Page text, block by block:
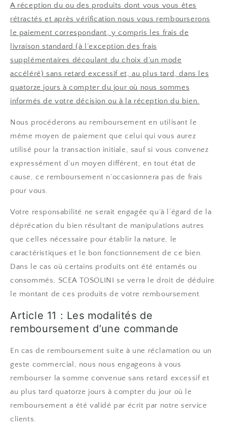
A réception du ou des produits dont vous vous êtes
rétractés et après vérification nous vous rembourserons
le paiement correspondant, y compris les frais de
livraison standard (à l’exception des frais
supplémentaires découlant du choix d’un mode
accéléré) sans retard excessif et, au plus tard, dans les
quatorze jours à compter du jour où nous sommes
informés de votre décision ou à la réception du bien.
Nous procéderons au remboursement en utilisant le
même moyen de paiement que celui qui vous aurez
utilisé pour la transaction initiale, sauf si vous convenez
expressément d’un moyen différent, en tout état de
cause, ce remboursement n’occasionnera pas de frais
pour vous.
Votre responsabilité ne serait engagée qu’à l‘égard de la
déprécation du bien résultant de manipulations autres
que celles nécessaire pour établir la nature, le
caractéristiques et le bon fonctionnement de ce bien.
Dans le cas où certains produits ont été entamés ou
consommés, SCEA TOSOLINI se verra le droit de déduire
le montant de ces produits de votre remboursement.
Article 11 : Les modalités de
remboursement d’une commande
En cas de remboursement suite à une réclamation ou un
geste commercial, nous nous engageons à vous
rembourser la somme convenue sans retard excessif et
au plus tard quatorze jours à compter du jour où le
remboursement a été validé par écrit par notre service
clients.